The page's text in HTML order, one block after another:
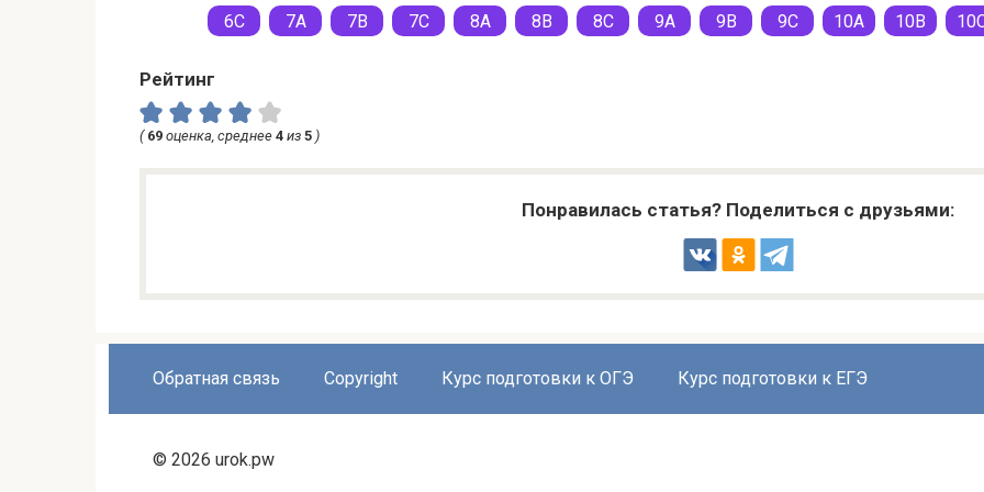
6C 7A 7B 7C 8A 8B 8C 9A 9B 9C 10A 10B
Рейтинг
( 69 оценка, среднее 4 из 5 )
Понравилась статья? Поделиться с друзьями:
Обратная связь Copyright Курс подготовки к ОГЭ Курс подготовки к ЕГЭ
© 2026 urok.pw